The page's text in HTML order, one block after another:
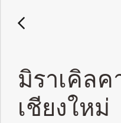
มิราเคิลค
เชียงใหม่